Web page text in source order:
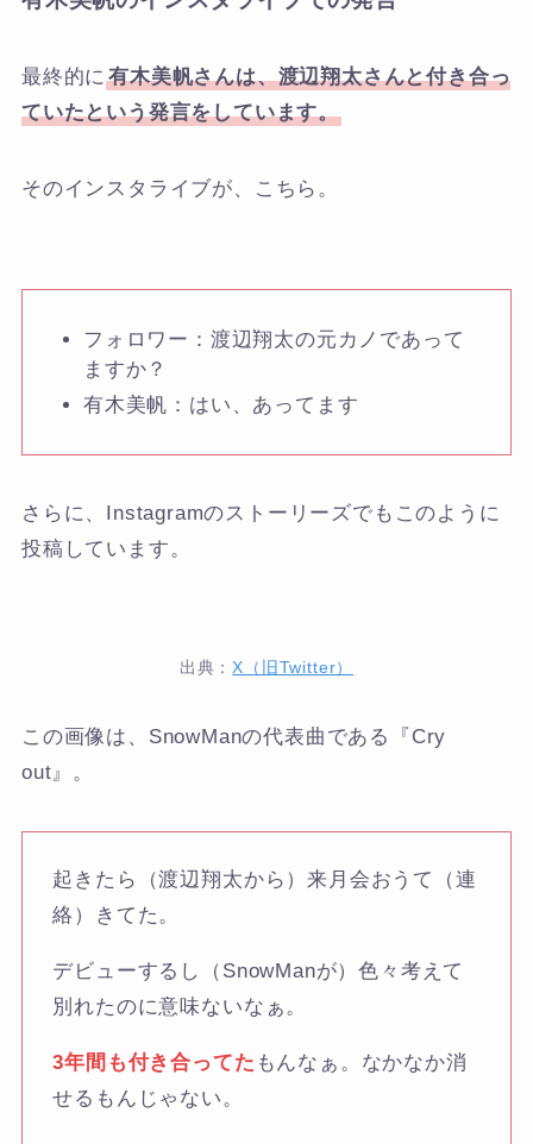
最終的に有木美帆さんは、渡辺翔太さんと付き合っ
ていたという発言をしています。
そのインスタライブが、こちら。
フォロワー：渡辺翔太の元カノであって
ますか？
有木美帆：はい、あってます
さらに、Instagramのストーリーズでもこのように
投稿しています。
出典： X（旧Twitter）
この画像は、SnowManの代表曲である『Cry
out』。
起きたら（渡辺翔太から）来月会おうて（連
絡）きてた。
デビューするし（SnowManが）色々考えて
別れたのに意味ないなぁ。
3年間も付き合ってた もんなぁ。なかなか消
せるもんじゃない。